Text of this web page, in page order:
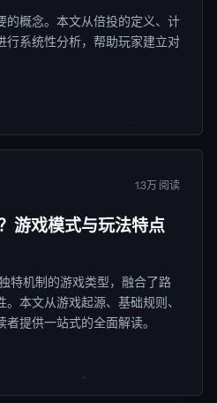
的概念。本文从倍投的定义、计
行系统性分析，帮助玩家建立对
1.3万 阅读
游戏模式与玩法特点
特机制的游戏类型，融合了路
本文从游戏起源、基础规则、
提供一站式的全面解读。